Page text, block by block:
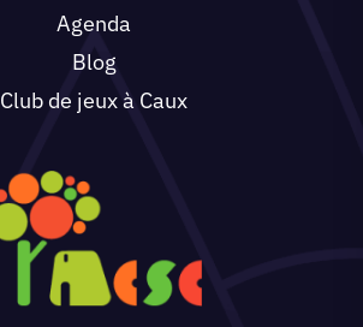
Agenda
Blog
Club de jeux à Caux